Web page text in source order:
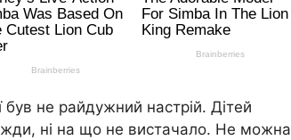
був не райдужний настрій. Дітей
ні на що не вистачало. Не можна